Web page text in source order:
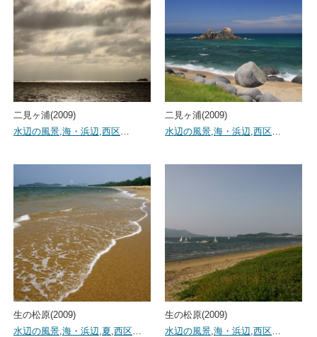
二見ヶ浦(2009)
水辺の風景,海・浜辺,西区…
二見ヶ浦(2009)
水辺の風景,海・浜辺,西区…
生の松原(2009)
水辺の風景,海・浜辺,夏,西区…
生の松原(2009)
水辺の風景,海・浜辺,西区…